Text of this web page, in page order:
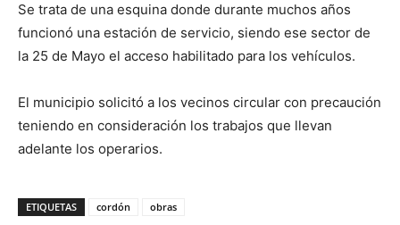
Se trata de una esquina donde durante muchos años
funcionó una estación de servicio, siendo ese sector de
la 25 de Mayo el acceso habilitado para los vehículos.
El municipio solicitó a los vecinos circular con precaución
teniendo en consideración los trabajos que llevan
adelante los operarios.
ETIQUETAS cordón obras